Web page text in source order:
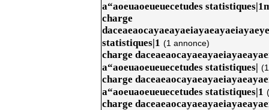
a“aoeuaoeueuecetudes
charge
statistiques|1 (1 annonce)
charge
a“aoeuaoeueuecetudes statistiques|
charge
a“aoeuaoeueuecetudes statistiques|1
charge